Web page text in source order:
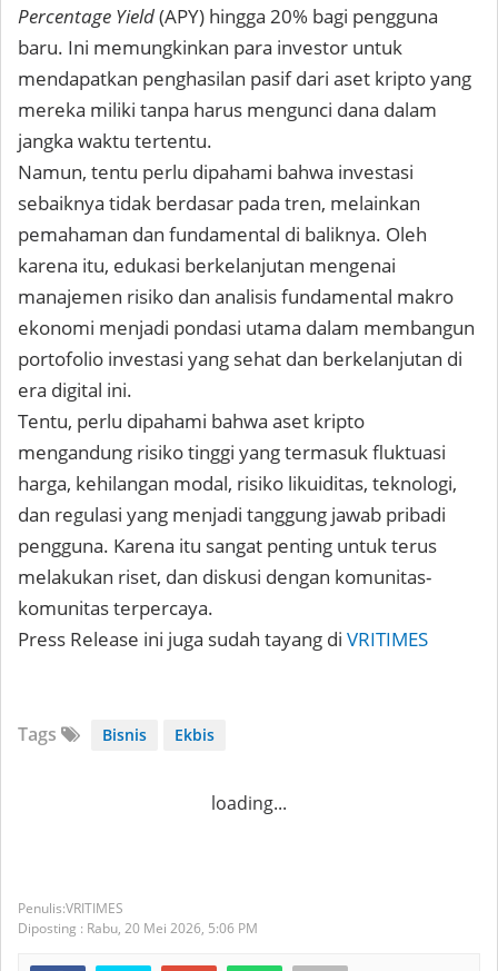
Percentage Yield(APY) hingga 20% bagi pengguna
baru. Ini memungkinkan para investor untuk
mendapatkan penghasilan pasif dari aset kripto yang
mereka miliki tanpa harus mengunci dana dalam
jangka waktu tertentu.
Namun, tentu perlu dipahami bahwa investasi
sebaiknya tidak berdasar pada tren, melainkan
pemahaman dan fundamental di baliknya. Oleh
karena itu, edukasi berkelanjutan mengenai
manajemen risiko dan analisis fundamental makro
ekonomi menjadi pondasi utama dalam membangun
portofolio investasi yang sehat dan berkelanjutan di
era digital ini.
Tentu, perlu dipahami bahwa aset kripto
mengandung risiko tinggi yang termasuk fluktuasi
harga, kehilangan modal, risiko likuiditas, teknologi,
dan regulasi yang menjadi tanggung jawab pribadi
pengguna. Karena itu sangat penting untuk terus
melakukan riset, dan diskusi dengan komunitas-
komunitas terpercaya.
Press Release ini juga sudah tayang di VRITIMES
Tags Bisnis Ekbis
loading...
VRITIMES
Diposting : Rabu, 20 Mei 2026, 5:06 PM